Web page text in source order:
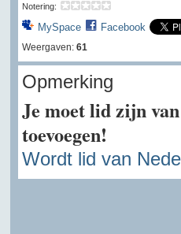
Notering:
MySpace Facebook
Weergaven: 61
Opmerking
Je moet lid zijn
toevoegen!
Wordt lid van